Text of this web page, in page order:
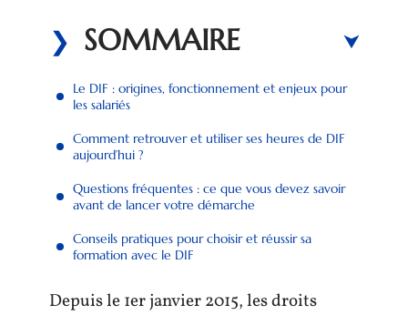
SOMMAIRE
Le DIF : origines, fonctionnement et enjeux pour
les salariés
Comment retrouver et utiliser ses heures de DIF
aujourd’hui ?
Questions fréquentes : ce que vous devez savoir
avant de lancer votre démarche
Conseils pratiques pour choisir et réussir sa
formation avec le DIF
Depuis le 1er janvier 2015, les droits